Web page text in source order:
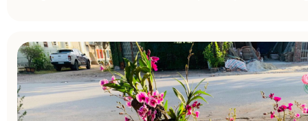
Dendrebium với nhiều chủng loại khác nhau